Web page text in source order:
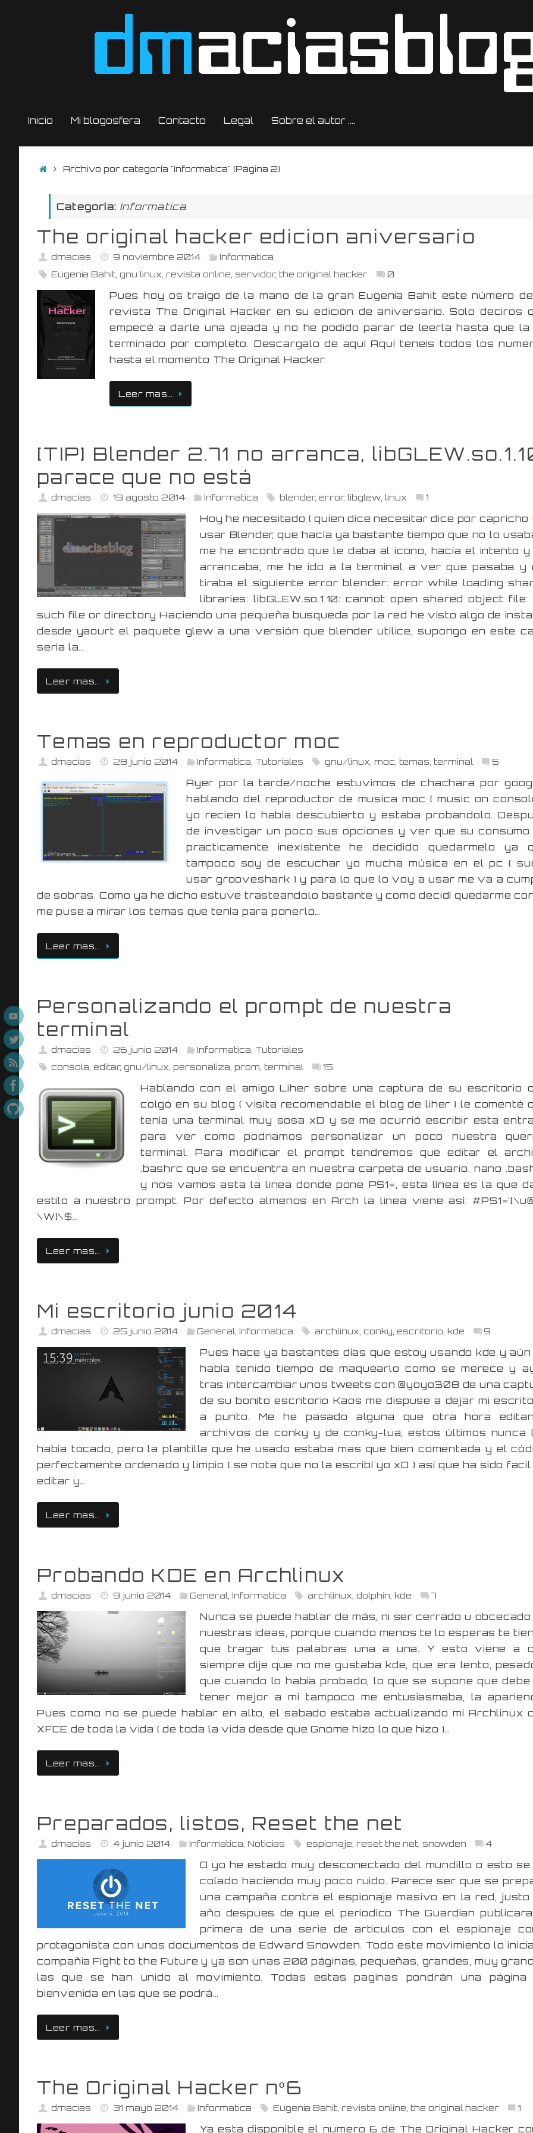
Inicio Mi blogosfera Contacto Legal Sobre el autor ….
InicioArchivo por categoría "Informatica" (Página 2)
Categoría: Informatica
The original hacker edicion aniversario
dmacias 9 noviembre 2014
Informatica
Eugenia Bahit ,gnu linux ,revista online ,servidor,the original hacker 0
Pues hoy os traigo de la mano de la gran Eugenia Bahit este número
revista The Original Hacker en su edición de aniversario. Solo deciros
empecé a darle una ojeada y no he podido parar de leerla hasta que la
terminado por completo. Descargalo de aquí Aquí teneis todos los
hasta el momento The Original Hacker
Leer mas…
[TIP] Blender 2.71 no arranca,
parace que no está
dmacias 19 agosto 2014 Informatica blender,error,libglew ,linux 1
Hoy he necesitado ( quien dice necesitar dice por capricho
usar Blender, que hacía ya bastante tiempo que no lo
me he encontrado que le daba al icono, hacía el intento y
arrancaba, me he ido a la terminal a ver que pasaba y
tiraba el siguiente error blender: error while loading
libraries: libGLEW.so.1.10: cannot open shared object file:
such file or directory Haciendo una pequeña busqueda por la red he visto algo de
desde yaourt el paquete glew a una versión que blender utilice, supongo en este
sería la…
Leer mas…
Temas en reproductor moc
dmacias 28 junio 2014 Informatica Tutoriales gnu/linux ,moc ,temas ,terminal 5
Ayer por la tarde/noche estuvimos de chachara por
hablando del reproductor de musica moc ( music on
yo recien lo había descubierto y estaba probandolo.
de investigar un poco sus opciones y ver que su consumo
practicamente inexistente he decidido quedarmelo ya
tampoco soy de escuchar yo mucha música en el pc (
usar grooveshark ) y para lo que lo voy a usar me va a
de sobras. Como ya he dicho estuve trasteandolo bastante y como decidí quedarme
me puse a mirar los temas que tenía para ponerlo…
Leer mas…
Personalizando el prompt de nuestra
terminal
dmacias 26 junio 2014 Informatica Tutoriales
consola ,editar,gnu/linux ,personaliza ,prom ,terminal 15
Hablando con el amigo Liher sobre una captura de su escritorio
colgó en su blog ( visita recomendable el blog de liher ) le comenté
tenía una terminal muy sosa xD y se me ocurrió escribir esta
para ver como podriamos personalizar un poco nuestra
terminal. Para modificar el prompt tendremos que editar el
.bashrc que se encuentra en nuestra carpeta de usuario. nano
y nos vamos asta la linea donde pone PS1=, esta línea es la que
estilo a nuestro prompt. Por defecto almenos en Arch la linea viene así:
\W]\$…
Leer mas…
Mi escritorio junio 2014
dmacias 25 junio 2014 General Informatica archlinux ,conky ,escritorio ,kde 9
Pues hace ya bastantes días que estoy usando kde y aún
había tenido tiempo de maquearlo como se merece y
tras intercambiar unos tweets con @yoyo308 de una
de su bonito escritorio Kaos me dispuse a dejar mi
a punto. Me he pasado alguna que otra hora
archivos de conky y de conky-lua, estos últimos nunca
había tocado, pero la plantilla que he usado estaba mas que bien comentada y el
perfectamente ordenado y limpio ( se nota que no la escribí yo xD ) así que ha sido facil
editar y…
Leer mas…
Probando KDE en Archlinux
dmacias 9 junio 2014 General Informatica archlinux ,dolphin ,kde 7
Nunca se puede hablar de más, ni ser cerrado u obcecado
nuestras ideas, porque cuando menos te lo esperas te
que tragar tus palabras una a una. Y esto viene a
siempre dije que no me gustaba kde, que era lento,
que cuando lo había probado, lo que se supone que debe
tener mejor a mi tampoco me entusiasmaba, la
Pues como no se puede hablar en alto, el sabado estaba actualizando mi Archlinux
XFCE de toda la vida ( de toda la vida desde que Gnome hizo lo que hizo )…
Leer mas…
Preparados, listos, Reset the net
dmacias 4 junio 2014 Informatica Noticias espionaje ,reset the net ,snowden 4
O yo he estado muy desconectado del mundillo o esto se
colado haciendo muy poco ruido. Parece ser que se
una campaña contra el espionaje masivo en la red, justo
año despues de que el periodico The Guardian
primera de una serie de articulos con el espionaje
protagonista con unos documentos de Edward Snowden. Todo este movimiento lo
compañia Fight to the Future y ya son unas 200 páginas, pequeñas, grandes, muy
las que se han unido al movimiento. Todas estas paginas pondrán una página
bienvenida en las que se podrá…
Leer mas…
The Original Hacker nº6
dmacias 31 mayo 2014 Informatica Eugenia Bahit ,revista online ,the original hacker 1
Ya esta disponible el numero 6 de The Original Hacker